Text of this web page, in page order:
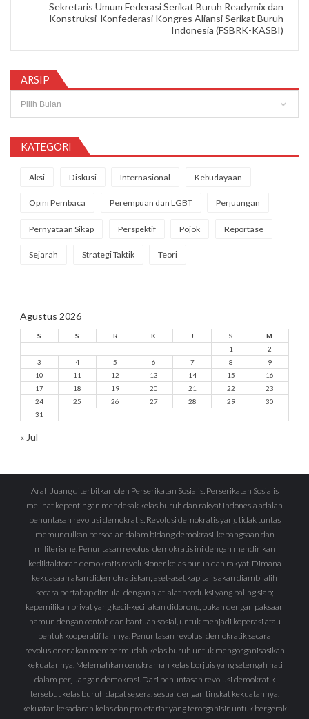
Sekretaris Umum Federasi Serikat Buruh Readymix dan
Konstruksi-Konfederasi Kongres Aliansi Serikat Buruh
Indonesia (FSBRK-KASBI)
ARSIP
KATEGORI
Aksi Diskusi Internasional Kebudayaan
Opini Pembaca Perempuan dan LGBT Perjuangan
Pernyataan Sikap Perspektif Pojok Reportase
Sejarah Strategi Taktik Teori
Agustus 2026
S S R K J S
M
1
2
3
4 5 6 7 8
9
10
11 12 13 14 15
16
17
18 19 20 21 22
23
24
25 26 27 28 29
30
31
« Jul
Arah Juang diterbitkan oleh Perserikatan Sosialis. Perserikatan Sosialis
melihat kepentingan mendesak kelas buruh dan rakyat Indonesia adalah
penuntasan revolusi demokratis. Revolusi demokratis yang tidak tuntas
memunculkan persoalan dalam bidang demokrasi, kebangsaan dan
militerisme. Penuntasan revolusi demokratis ini dengan mendirikan
kediktaktoran demokratis revolusioner kelas buruh dan rakyat. Dimana
kekuasaan akan didemokratiskan; aset-aset kapitalis akan diambilalih
secara bertahap dimulai dengan alat-alat produksi yang paling siap;
kepemilikan privat yang kecil-kecil akan didorong, bukan dengan paksaan
namun dengan contoh dan bantuan sosial, untuk menjadi koperasi atau
bentuk kooperatif lainnya. Penuntasan revolusi demokratik secara
revolusioner akan mempermudah kelas buruh untuk mengorganisasikan
kekuatannya. Melemahkan cengkraman kelas borjuis yang setengah hati
dalam perjuangan demokrasi. Dari penuntasan revolusi demokratik
tersebut kelas buruh dapat segera, sesuai dengan tingkat kekuatannya,
kekuatan kesadaran kelas dan proletariat yang terorganisir, untuk bergerak